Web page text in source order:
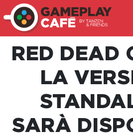
RED DEAD
LA
SARÀ